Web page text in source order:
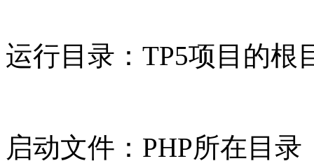
运行目录：TP5项目的根
启动文件：PHP所在目